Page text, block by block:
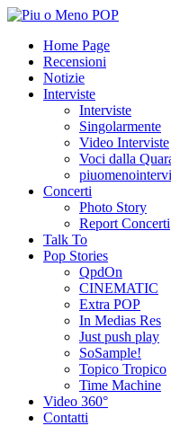
Home Page
Recensioni
Notizie
Interviste
Interviste
Singolarmente
Video Interviste
Voci dalla
Concerti
Photo Story
Report Concerti
Talk To
Pop Stories
QpdOn
CINEMATIC
Extra POP
In Medias Res
Just push play
SoSample!
Topico Tropico
Time Machine
Video 360°
Contatti